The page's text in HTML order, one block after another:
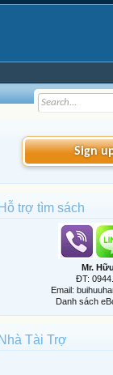
Sign
Hỗ trợ tìm sách
Mr.
ĐT:
Email:
Danh sách
Nhà Tài Trợ